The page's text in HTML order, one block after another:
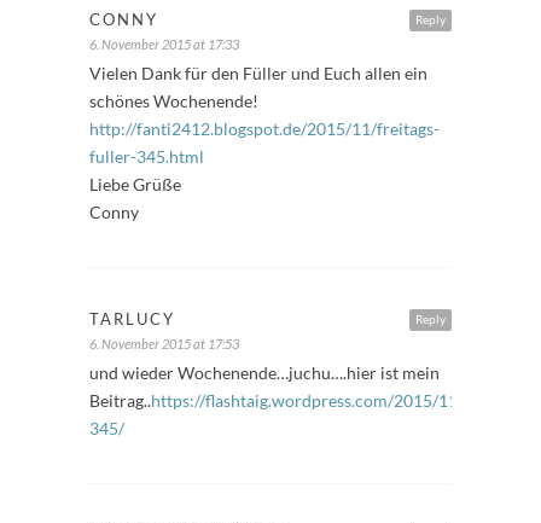
Reply
CONNY
6. November 2015 at 17:33
Vielen Dank für den Füller und Euch allen ein
schönes Wochenende!
http://fanti2412.blogspot.de/2015/11/freitags-
fuller-345.html
Liebe Grüße
Conny
Reply
TARLUCY
6. November 2015 at 17:53
und wieder Wochenende…juchu….hier ist mein
Beitrag..https://flashtaig.wordpress.com/2015/11/06/
345/